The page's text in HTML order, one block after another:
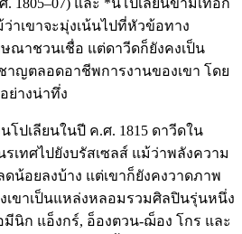
ว่าเขาจะมุ่งเน้นไปที่หัวข้อทาง
ณาชวนเชื่อ แต่ดาวีดก็ยังคงเป็น
าญตลอดอาชีพการงานของเขา โดย
ย่างน่าทึ่ง
ปเลียนในปี ค.ศ. 1815 ดาวีดใน
เทศไปยังบรัสเซลส์ แม้ว่าพลังความ
น้อยลงบ้าง แต่เขาก็ยังคงวาดภาพ
เขาเป็นแหล่งหลอมรวมศิลปินรุ่นหนึ่ง
นิก แอ็งกร์, อ็องตวน-ฌ็อง โกร และ